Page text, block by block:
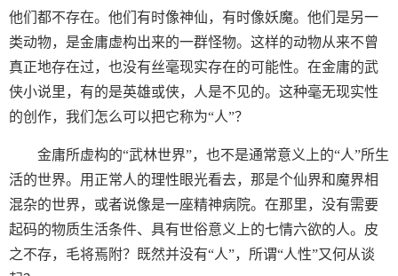
他们都不存在。他们有时像神仙，有时像妖魔。他们是另一
类动物，是金庸虚构出来的一群怪物。这样的动物从来不曾
真正地存在过，也没有丝毫现实存在的可能性。在金庸的武
侠小说里，有的是英雄或侠，人是不见的。这种毫无现实性
的创作，我们怎么可以把它称为“人”？
金庸所虚构的“武林世界”，也不是通常意义上的“人”所生
活的世界。用正常人的理性眼光看去，那是个仙界和魔界相
混杂的世界，或者说像是一座精神病院。在那里，没有需要
起码的物质生活条件、具有世俗意义上的七情六欲的人。皮
之不存，毛将焉附？既然并没有“人”，所谓“人性”又何从谈